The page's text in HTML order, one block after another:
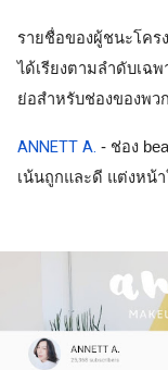
รายชื่อของผู้ชนะโคร
ได้เรียงตามลำดับเฉพ
ย่อสำหรับช่องของพว
ANNETT A. - ช่อง
เน้นถูกและดี แต่งหน้า